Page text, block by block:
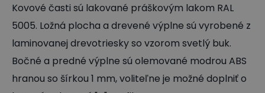
Kovové časti sú lakované práškovým lakom RAL
5005. Ložná plocha a drevené výplne sú vyrobené z
laminovanej drevotriesky so vzorom svetlý buk.
Bočné a predné výplne sú olemované modrou ABS
hranou so šírkou 1 mm, voliteľne je možné doplniť o